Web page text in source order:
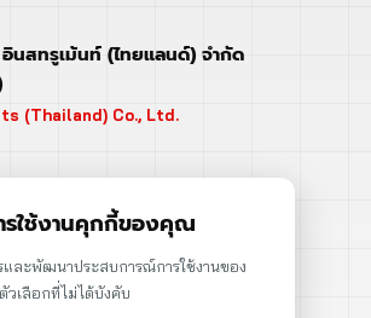
นสทรูเม้นท์ (ไทยแลนด์) จำกัด
(Thailand) Co., Ltd.
งคลองสามประเวศ
ทพฯ 10520
ใช้งานคุกกี้ของคุณ
และพัฒนาประสบการณ์การใช้งานของ
วเลือกที่ไม่ได้บังคับ